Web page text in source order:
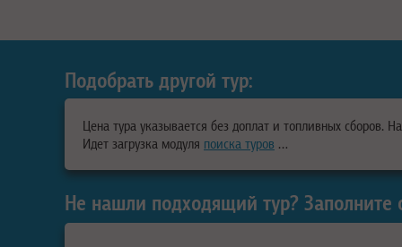
Подобрать другой тур:
Цена тура указывается без доплат и топливных сборов.
Идет загрузка модуля поиска туров …
Не нашли подходящий тур?